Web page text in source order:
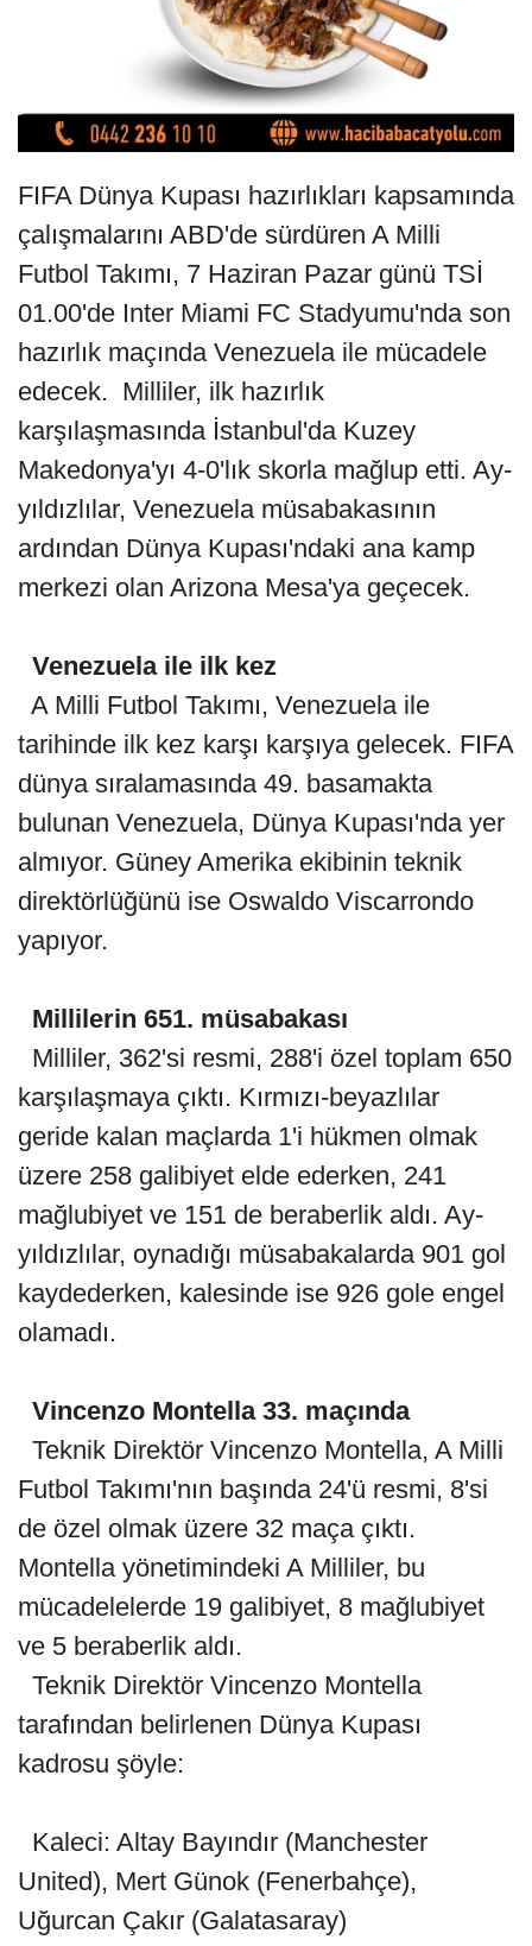
FIFA Dünya Kupası hazırlıkları kapsamında
çalışmalarını ABD'de sürdüren A Milli
Futbol Takımı, 7 Haziran Pazar günü TSİ
01.00'de Inter Miami FC Stadyumu'nda son
hazırlık maçında Venezuela ile mücadele
edecek. Milliler, ilk hazırlık
karşılaşmasında İstanbul'da Kuzey
Makedonya'yı 4-0'lık skorla mağlup etti. Ay-
yıldızlılar, Venezuela müsabakasının
ardından Dünya Kupası'ndaki ana kamp
merkezi olan Arizona Mesa'ya geçecek.
Venezuela ile ilk kez
A Milli Futbol Takımı, Venezuela ile
tarihinde ilk kez karşı karşıya gelecek. FIFA
dünya sıralamasında 49. basamakta
bulunan Venezuela, Dünya Kupası'nda yer
almıyor. Güney Amerika ekibinin teknik
direktörlüğünü ise Oswaldo Viscarrondo
yapıyor.
Millilerin 651. müsabakası
Milliler, 362'si resmi, 288'i özel toplam 650
karşılaşmaya çıktı. Kırmızı-beyazlılar
geride kalan maçlarda 1'i hükmen olmak
üzere 258 galibiyet elde ederken, 241
mağlubiyet ve 151 de beraberlik aldı. Ay-
yıldızlılar, oynadığı müsabakalarda 901 gol
kaydederken, kalesinde ise 926 gole engel
olamadı.
Vincenzo Montella 33. maçında
Teknik Direktör Vincenzo Montella, A Milli
Futbol Takımı'nın başında 24'ü resmi, 8'si
de özel olmak üzere 32 maça çıktı.
Montella yönetimindeki A Milliler, bu
mücadelelerde 19 galibiyet, 8 mağlubiyet
ve 5 beraberlik aldı.
Teknik Direktör Vincenzo Montella
tarafından belirlenen Dünya Kupası
kadrosu şöyle:
Kaleci: Altay Bayındır (Manchester
United), Mert Günok (Fenerbahçe),
Uğurcan Çakır (Galatasaray)